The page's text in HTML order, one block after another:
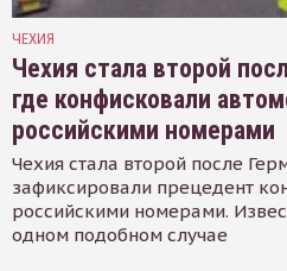
ЧЕХИЯ
Чехия стала второй
где конфисковали
российскими номерами
Чехия стала второй после
зафиксировали прецедент
российскими номерами.
одном подобном случае